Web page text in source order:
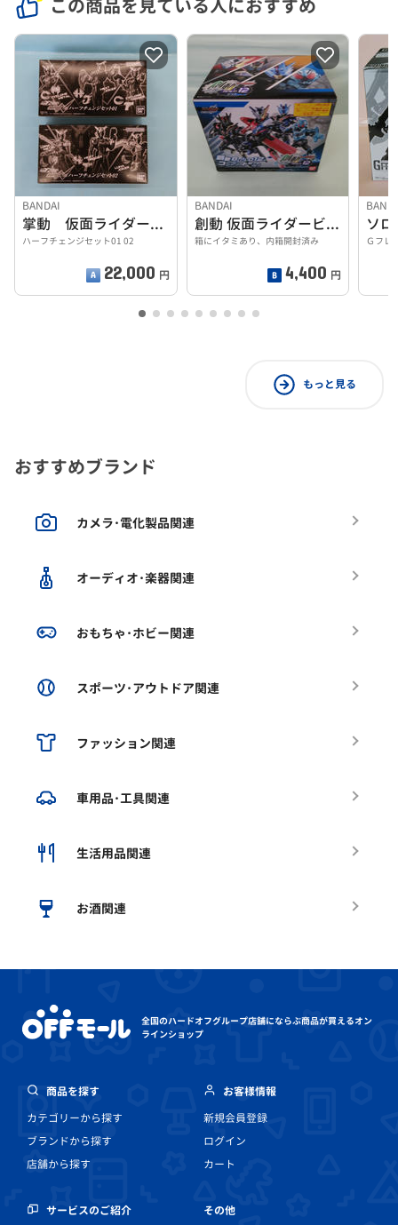
この商品を見ている人におすすめ
BANDAI
掌動 仮面ライダーダブル
ハーフチェンジセット01 02
22,000 円
BANDAI
創動 仮面ライダービルド BUILDセット12
箱にイタミあり、内箱開封済み
4,400 円
ソ
Ｇフレ
もっと見る
おすすめブランド
カメラ･電化製品関連
オーディオ･楽器関連
おもちゃ･ホビー関連
スポーツ･アウトドア関連
ファッション関連
車用品･工具関連
生活用品関連
お酒関連
全国のハードオフグループ店舗にならぶ商品が買えるオン
ラインショップ
商品を探す
カテゴリーから探す
ブランドから探す
店舗から探す
お客様情報
新規会員登録
ログイン
カート
サービスのご紹介 その他